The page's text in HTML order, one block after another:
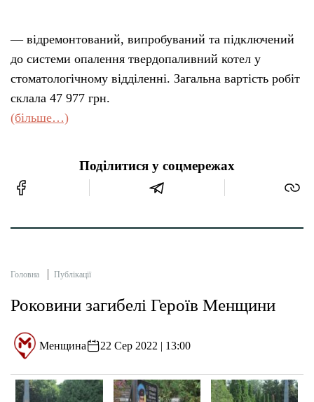
— відремонтований, випробуваний та підключений
до системи опалення твердопаливний котел у
стоматологічному відділенні. Загальна вартість робіт
склала 47 977 грн.
(більше…)
Поділитися у соцмережах
Головна Публікації
Роковини загибелі Героїв Менщини
Менщина 22 Сер 2022 | 13:00